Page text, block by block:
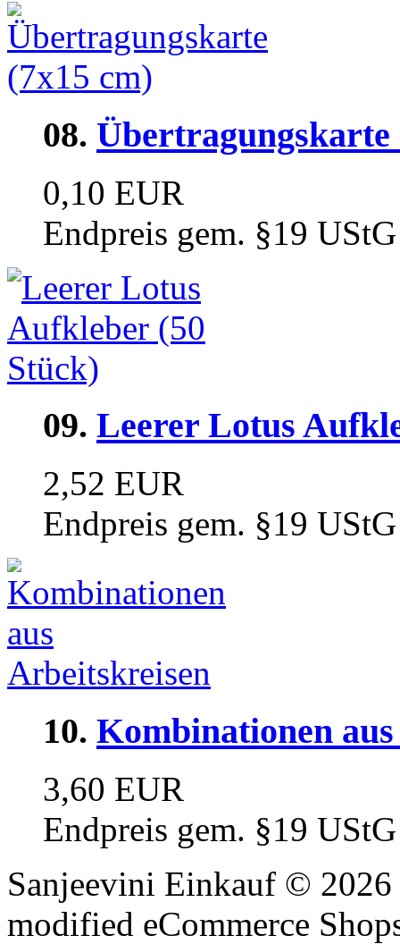
08. Übertragungskarte
0,10 EUR
Endpreis gem. §19
09. Leerer Lotus
2,52 EUR
Endpreis gem. §19
10. Kombinationen
3,60 EUR
Endpreis gem. §19
Sanjeevini Einkauf ©
modified eCommerce